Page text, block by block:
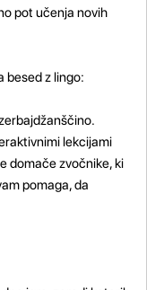
pot učenja novih
besed z lingo:
lekcijami
domače zvočnike, ki
pomaga, da